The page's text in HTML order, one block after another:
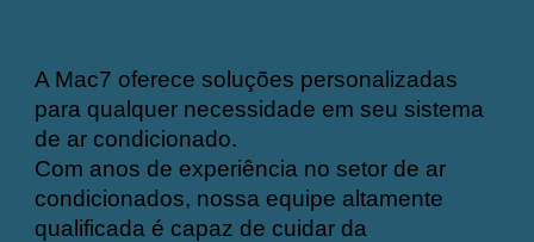
A Mac7 oferece soluções personalizadas
para qualquer necessidade em seu sistema
de ar condicionado.
Com anos de experiência no setor de ar
condicionados, nossa equipe altamente
qualificada é capaz de cuidar da